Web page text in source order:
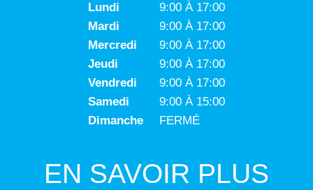
Lundi
9:00 À 17:00
Mardi
9:00 À 17:00
Mercredi
9:00 À 17:00
Jeudi
9:00 À 17:00
Vendredi
9:00 À 17:00
Samedi
9:00 À 15:00
Dimanche
FERMÉ
EN SAVOIR PLUS